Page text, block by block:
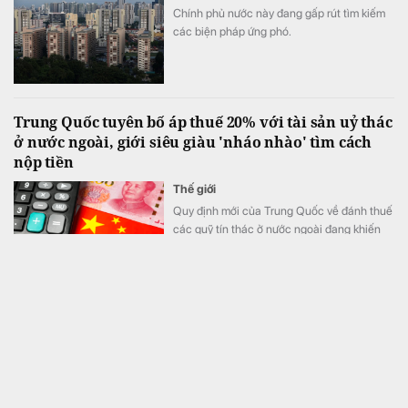
Chính phủ nước này đang gấp rút tìm kiếm
các biện pháp ứng phó.
Trung Quốc tuyên bố áp thuế 20% với tài sản uỷ thác
ở nước ngoài, giới siêu giàu 'nháo nhào' tìm cách
nộp tiền
Thế giới
Quy định mới của Trung Quốc về đánh thuế
các quỹ tín thác ở nước ngoài đang khiến